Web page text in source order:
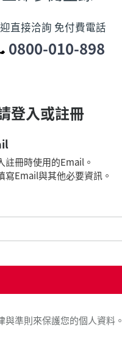
直接洽詢 免付費電話
0800-010-898
登入或註冊
註冊時使用的Email。
寫Email與其他必要資訊。
與準則來保護您的個人資料。